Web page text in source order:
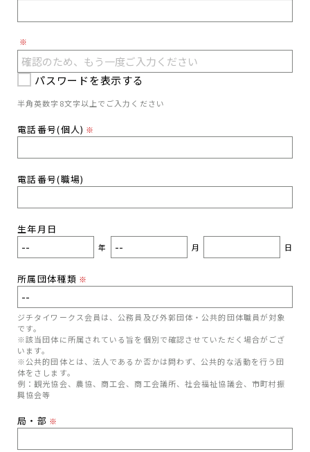
※
パスワードを表示する
半角英数字8文字以上でご入力ください
電話番号(個人) ※
電話番号(職場)
生年月日
年 月 日
所属団体種類 ※
ジチタイワークス会員は、公務員及び外郭団体・公共的団体職員が対象
です。
※該当団体に所属されている旨を個別で確認させていただく場合がござ
います。
※公共的団体とは、法人であるか否かは問わず、公共的な活動を行う団
体をさします。
例：観光協会、農協、商工会、商工会議所、社会福祉協議会、市町村振
興協会等
局・部 ※